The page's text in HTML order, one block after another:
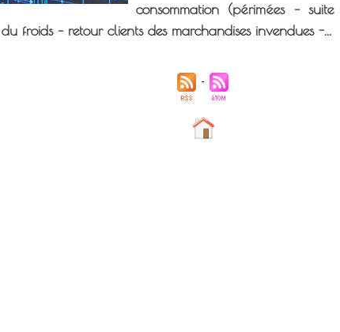
consommation (périmées –
froids – retour clients des marchandises invendues -...